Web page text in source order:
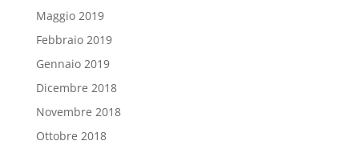
Maggio 2019
Febbraio 2019
Gennaio 2019
Dicembre 2018
Novembre 2018
Ottobre 2018